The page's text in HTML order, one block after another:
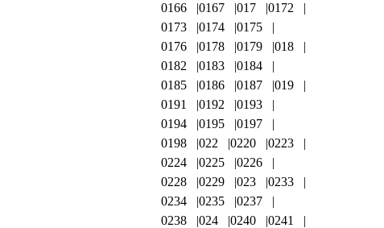
0166
0167 017
0172
0173
0174
0175
0176
0178 0179
018
0182
0183
0184
0185
0186 0187
019
0191
0192
0193
0194
0195
0197
0198
022 0220
0223
0224
0225
0226
0228
0229 023
0233
0234
0235
0237
0238
024 0240
0241